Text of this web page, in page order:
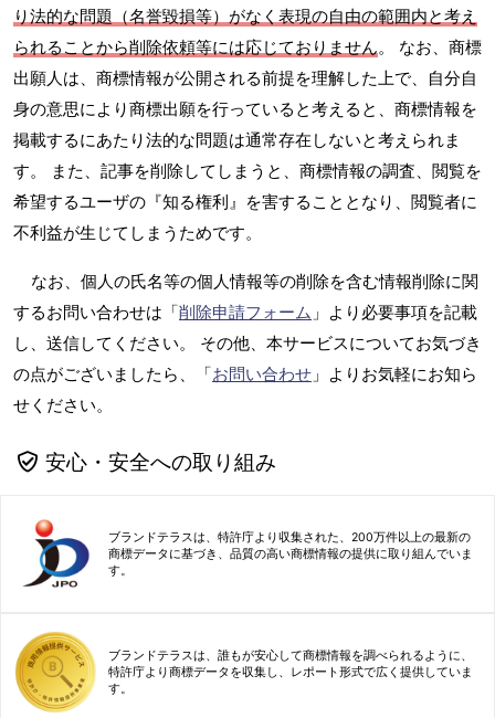
り法的な問題（名誉毀損等）がなく表現の自由の範囲内と考え
られることから削除依頼等には応じておりません。 なお、商標
出願人は、商標情報が公開される前提を理解した上で、自分自
身の意思により商標出願を行っていると考えると、商標情報を
掲載するにあたり法的な問題は通常存在しないと考えられま
す。 また、記事を削除してしまうと、商標情報の調査、閲覧を
希望するユーザの『知る権利』を害することとなり、閲覧者に
不利益が生じてしまうためです。
なお、個人の氏名等の個人情報等の削除を含む情報削除に関
するお問い合わせは「削除申請フォーム 」より必要事項を記載
し、送信してください。 その他、本サービスについてお気づき
の点がございましたら、「お問い合わせ 」よりお気軽にお知ら
せください。
安心・安全への取り組み
ブランドテラスは、特許庁より収集された、200万件以上の最新の
商標データに基づき、品質の高い商標情報の提供に取り組んでいま
す。
ブランドテラスは、誰もが安心して商標情報を調べられるように、
特許庁より商標データを収集し、レポート形式で広く提供していま
す。